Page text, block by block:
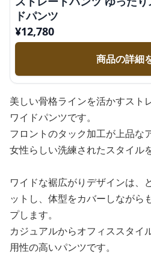
ドパンツ
¥12,780
商品の詳細
美しい骨格ラインを活かすスト
ワイドパンツです。
フロントのタック加工が上品な
女性らしい洗練されたスタイル
ワイドな裾広がりデザインは、
ットし、体型をカバーしながら
プします。
カジュアルからオフィススタイ
用性の高いパンツです。